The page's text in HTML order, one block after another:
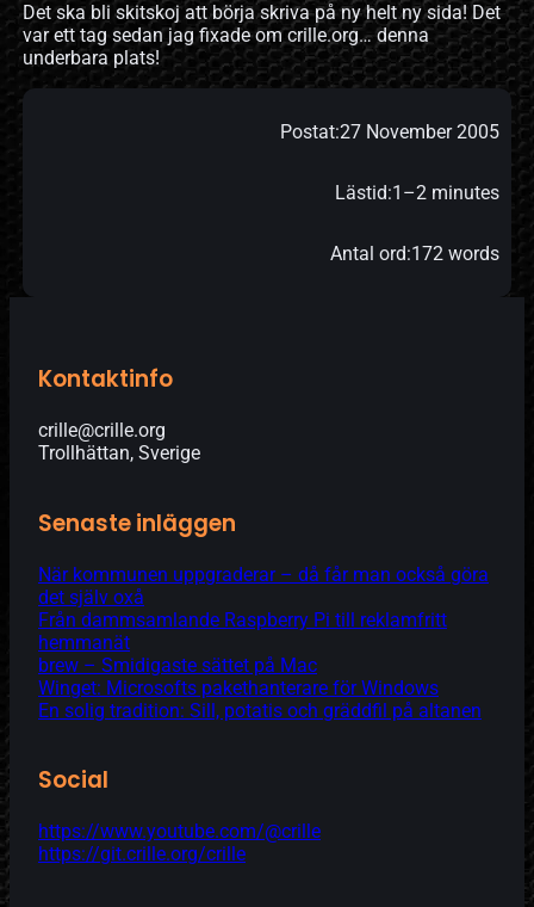
Det ska bli skitskoj att börja skriva på ny helt ny sida! Det
var ett tag sedan jag fixade om crille.org… denna
underbara plats!
Postat:27 November 2005
Lästid:1–2 minutes
Antal ord:172 words
Kontaktinfo
crille@crille.org
Trollhättan, Sverige
Senaste inläggen
När kommunen uppgraderar – då får man också göra
det själv oxå
Från dammsamlande Raspberry Pi till reklamfritt
hemmanät
brew – Smidigaste sättet på Mac
Winget: Microsofts pakethanterare för Windows
En solig tradition: Sill, potatis och gräddfil på altanen
Social
https://www.youtube.com/@crille
https://git.crille.org/crille